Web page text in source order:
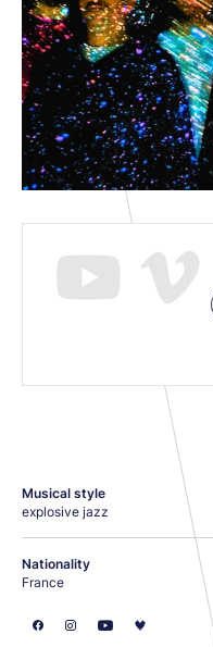
Musical style
explosive jazz
Nationality
France